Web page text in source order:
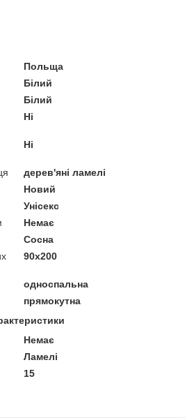
Польща
Білий
Білий
Ні
Ні
дерев'яні ламелі
Новий
Унісекс
Немає
Сосна
90х200
односпальна
прямокутна
Немає
Ламелі
15